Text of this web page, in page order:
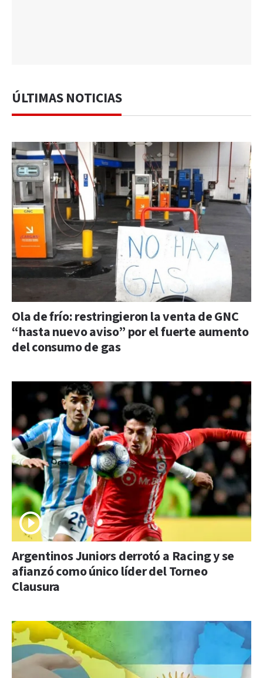
ÚLTIMAS NOTICIAS
Ola de frío: restringieron la venta de GNC
“hasta nuevo aviso” por el fuerte aumento
del consumo de gas
Argentinos Juniors derrotó a Racing y se
afianzó como único líder del Torneo
Clausura